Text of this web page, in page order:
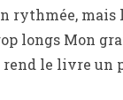
rythmée, mais
longs Mon
le livre un